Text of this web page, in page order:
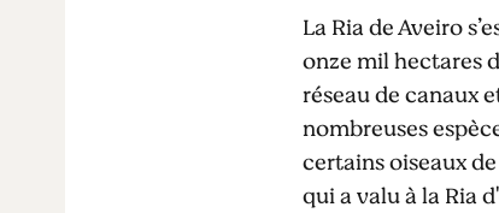
La Ria de Aveiro
onze mil hectares
réseau de canaux
nombreuses
certains oiseaux
qui a valu à la Ria